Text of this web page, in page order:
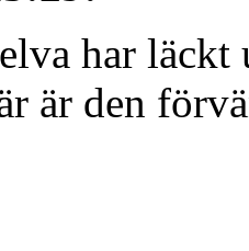
har
är den